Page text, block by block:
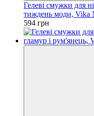
Гелеві смужки для
тиждень моди, Vika
594 грн